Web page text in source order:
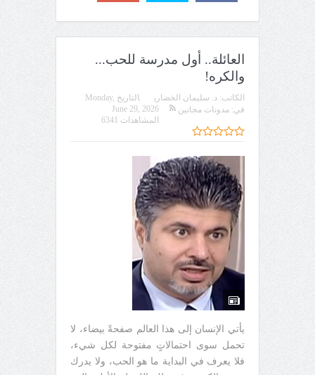
العائلة.. أول مدرسة للحب...
والكره!
الكاتب: د. سليمان الخضاري التاريخ Monday,
June 29, 2026
في: مدونات مجانين
المشاهدات 6341
يأتي الإنسان إلى هذا العالم صفحةً بيضاء، لا
تحمل سوى احتمالاتٍ مفتوحة لكل شيء،
فلا يعرف في البداية ما هو الحب، ولا يدرك